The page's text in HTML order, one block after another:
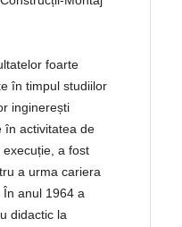
foarte
în timpul studiilor
inginerești
în activitatea de
execuție, a fost
a urma cariera
anul 1964 a
didactic la